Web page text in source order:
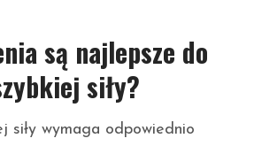
są najlepsze do
siły?
siły wymaga odpowiednio